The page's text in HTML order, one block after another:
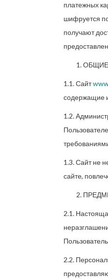
платежных
шифруется
получают
1.1. Сайт
содержащие
1.2.
1.3. Сайт не
сайте,
2.1.
2.2.